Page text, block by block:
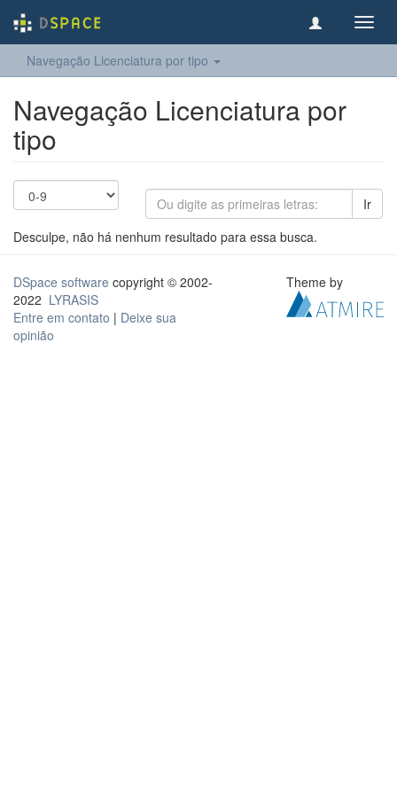
Navegação Licenciatura por tipo
Navegação Licenciatura por
tipo
Ir
Desculpe, não há nenhum resultado para essa busca.
DSpace software copyright © 2002-
2022 LYRASIS
Entre em contato | Deixe sua
opinião
Theme by